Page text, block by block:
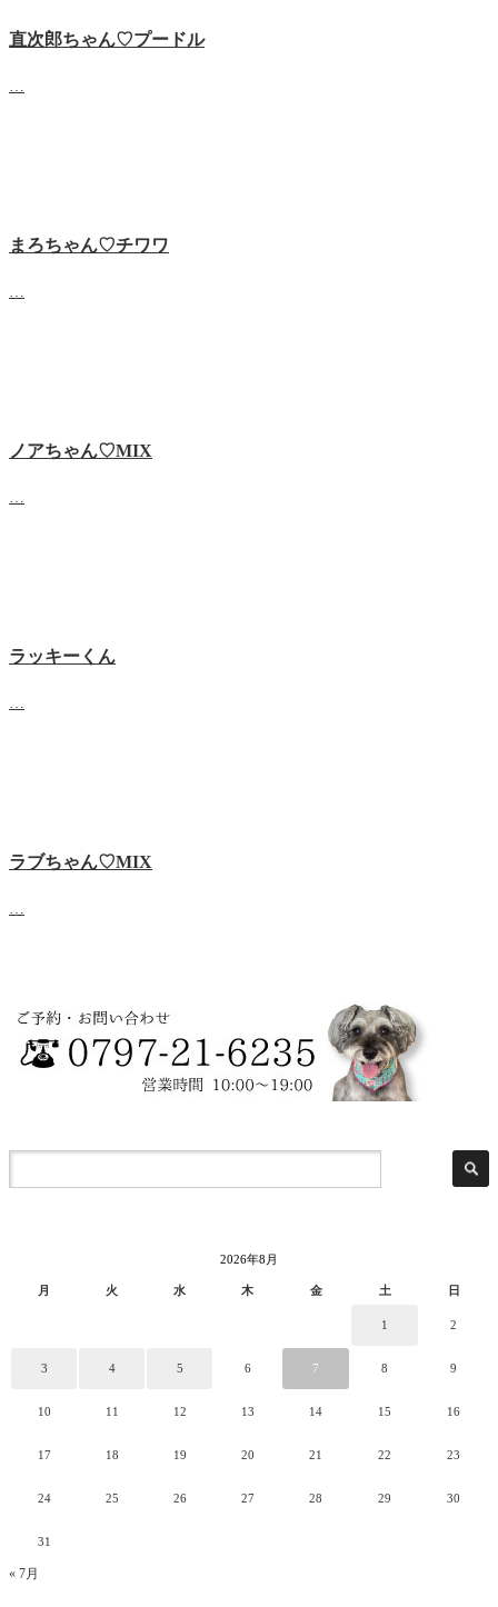
直次郎ちゃん♡プードル
まろちゃん♡チワワ
ノアちゃん♡‬MIX
ラッキーくん
ラブちゃん♡MIX
2026年8月
月 火 水 木 金 土 日
1 2
3 4 5 6 7 8 9
10 11 12 13 14 15 16
17 18 19 20 21 22 23
24 25 26 27 28 29 30
31
« 7月